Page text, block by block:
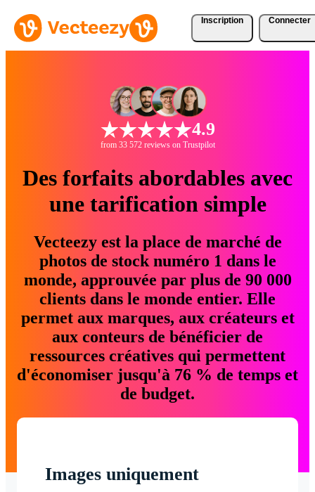
Inscription Connecter
4.9
from 33 572 reviews on Trustpilot
Des forfaits abordables avec
une tarification simple
Vecteezy est la place de marché de
photos de stock numéro 1 dans le
monde, approuvée par plus de 90 000
clients dans le monde entier. Elle
permet aux marques, aux créateurs et
aux conteurs de bénéficier de
ressources créatives qui permettent
d'économiser jusqu'à 76 % de temps et
de budget.
Images uniquement